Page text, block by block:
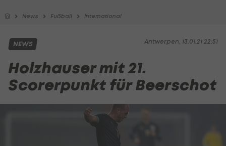
News Fußball International
Antwerpen, 13.01.21 22:51
NEWS
Holzhauser mit 21.
Scorerpunkt für Beerschot